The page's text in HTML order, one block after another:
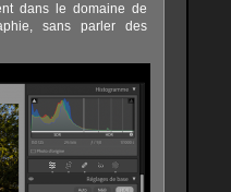
dans le domaine de
sans parler des